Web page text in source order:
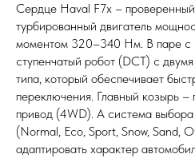
Сердце Haval F7x –
турбированный двигатель
моментом 320–340 Нм. В паре с
ступенчатый робот (DCT) с
типа, который обеспечивает
переключения. Главный козырь
привод (4WD). А система
(Normal, Eco, Sport, Snow, Sand,
адаптировать характер